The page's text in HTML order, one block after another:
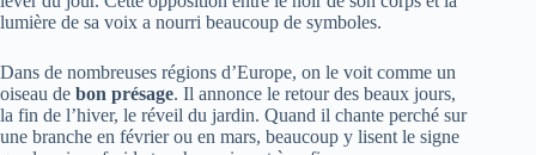
lumière de sa voix a nourri beaucoup de symboles.
Dans de nombreuses régions d’Europe, on le voit comme un
oiseau de bon présage. Il annonce le retour des beaux jours,
la fin de l’hiver, le réveil du jardin. Quand il chante perché sur
une branche en février ou en mars, beaucoup y lisent le signe